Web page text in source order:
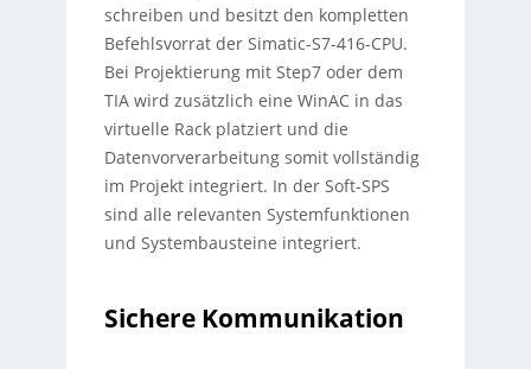
schreiben und besitzt den kompletten
Befehlsvorrat der Simatic-S7-416-CPU.
Bei Projektierung mit Step7 oder dem
TIA wird zusätzlich eine WinAC in das
virtuelle Rack platziert und die
Datenvorverarbeitung somit vollständig
im Projekt integriert. In der Soft-SPS
sind alle relevanten Systemfunktionen
und Systembausteine integriert.
Sichere Kommunikation